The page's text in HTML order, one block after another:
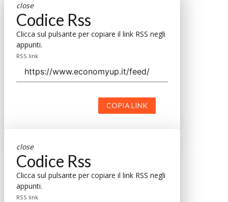
close
Codice Rss
Clicca sul pulsante per copiare il link RSS negli
appunti.
RSS link
COPIA LINK
close
Codice Rss
Clicca sul pulsante per copiare il link RSS negli
appunti.
RSS link